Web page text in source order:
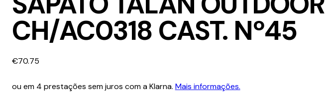
CH/AC0318 CAST. Nº45
€70.75
ou em 4 prestações sem juros com a Klarna. Mais informações.